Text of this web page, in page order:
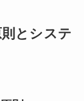
とシステ